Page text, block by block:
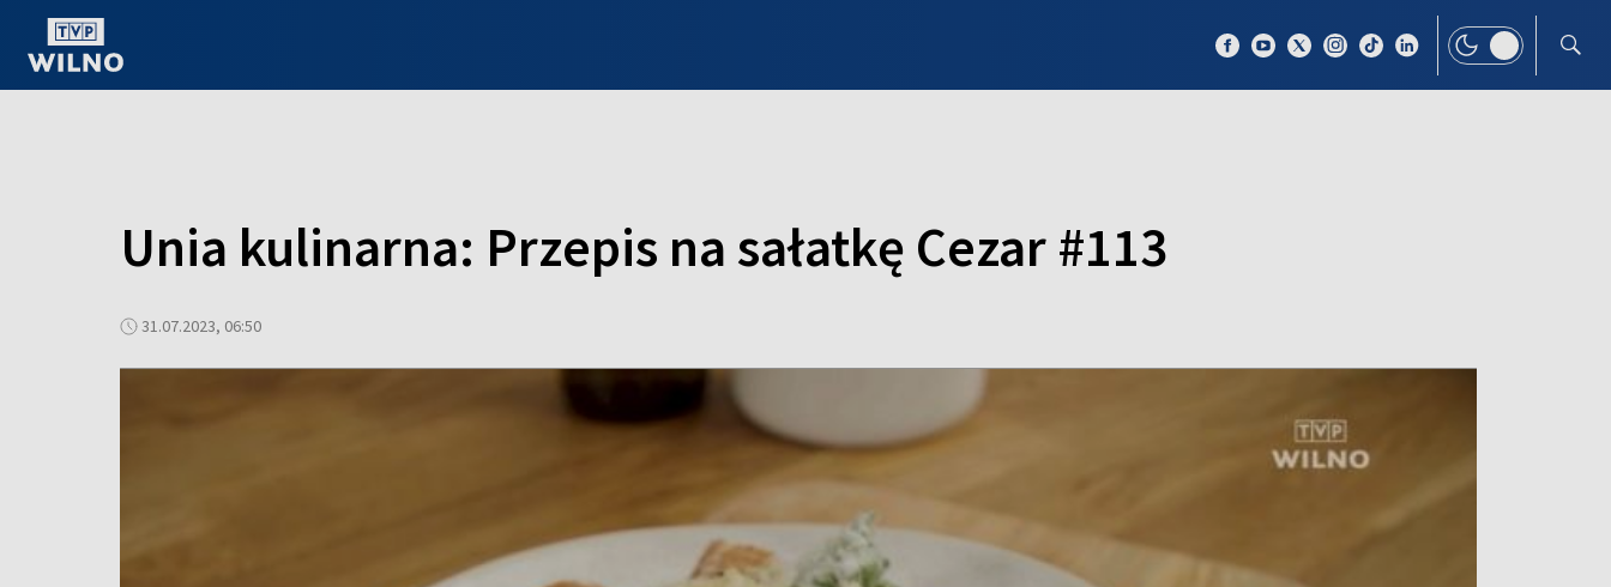
Unia kulinarna: Przepis na sałatkę Cezar #113
31.07.2023, 06:50